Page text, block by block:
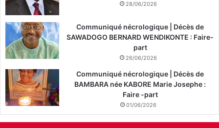
28/06/2026
Communiqué nécrologique | Décès de
SAWADOGO BERNARD WENDIKONTE : Faire-
part
26/06/2026
Communiqué nécrologique | Décès de
BAMBARA née KABORE Marie Josephe :
Faire -part
01/06/2026